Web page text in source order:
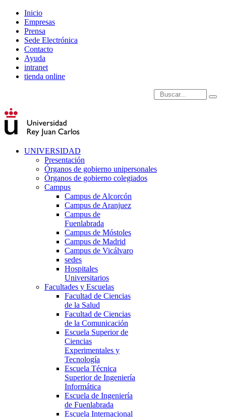
Inicio
Empresas
Prensa
Sede Electrónica
Contacto
Ayuda
intranet
tienda online
Introduce términos de
UNIVERSIDAD
Presentación
Órganos de gobierno unipersonales
Órganos de gobierno colegiados
Campus
Campus de Alcorcón
Campus de Aranjuez
Campus de
Fuenlabrada
Campus de Móstoles
Campus de Madrid
Campus de Vicálvaro
sedes
Hospitales
Universitarios
Facultades y Escuelas
Facultad de Ciencias
de la Salud
Facultad de Ciencias
de la Comunicación
Escuela Superior de
Ciencias
Experimentales y
Tecnología
Escuela Técnica
Superior de Ingeniería
Informática
Escuela de Ingeniería
de Fuenlabrada
Escuela Internacional